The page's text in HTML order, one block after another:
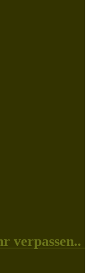
verpassen..